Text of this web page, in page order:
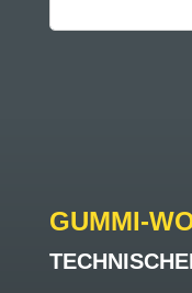
GUMMI-